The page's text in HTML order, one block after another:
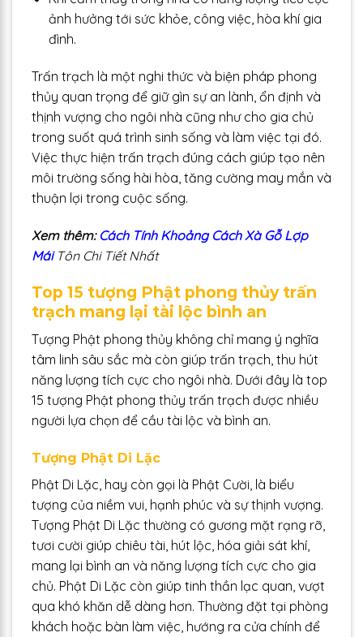
ảnh hưởng tới sức khỏe, công việc, hòa khí gia
đình.​
Trấn trạch là một nghi thức và biện pháp phong
thủy quan trọng để giữ gìn sự an lành, ổn định và
thịnh vượng cho ngôi nhà cũng như cho gia chủ
trong suốt quá trình sinh sống và làm việc tại đó.
Việc thực hiện trấn trạch đúng cách giúp tạo nên
môi trường sống hài hòa, tăng cường may mắn và
thuận lợi trong cuộc sống.
Xem thêm: Cách Tính Khoảng Cách Xà Gỗ Lợp
Mái Tôn Chi Tiết Nhất
Top 15 tượng Phật phong thủy trấn
trạch mang lại tài lộc bình an
Tượng Phật phong thủy không chỉ mang ý nghĩa
tâm linh sâu sắc mà còn giúp trấn trạch, thu hút
năng lượng tích cực cho ngôi nhà. Dưới đây là top
15 tượng Phật phong thủy trấn trạch được nhiều
người lựa chọn để cầu tài lộc và bình an.
Tượng Phật Di Lặc
Phật Di Lặc, hay còn gọi là Phật Cười, là biểu
tượng của niềm vui, hạnh phúc và sự thịnh vượng.
Tượng Phật Di Lặc thường có gương mặt rạng rỡ,
tươi cười giúp chiêu tài, hút lộc, hóa giải sát khí,
mang lại bình an và năng lượng tích cực cho gia
chủ. Phật Di Lặc còn giúp tinh thần lạc quan, vượt
qua khó khăn dễ dàng hơn. Thường đặt tại phòng
khách hoặc bàn làm việc, hướng ra cửa chính để